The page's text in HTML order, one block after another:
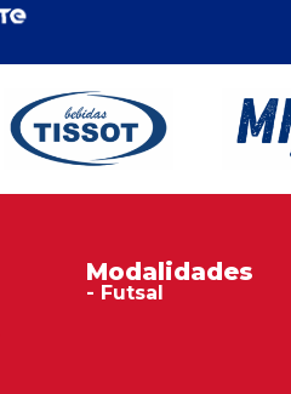
Modalidades
- Futsal